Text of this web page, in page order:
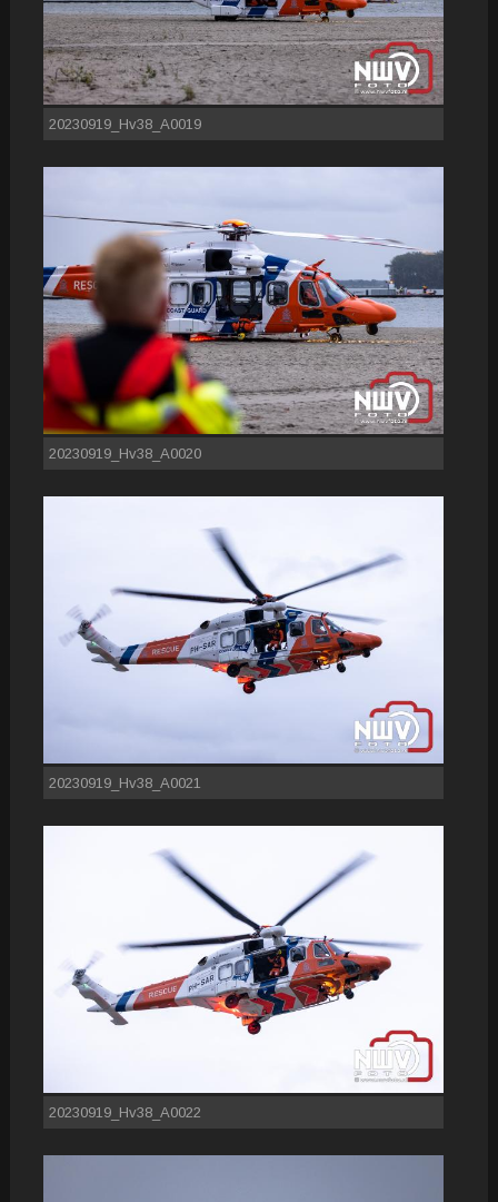
20230919_Hv38_A0019
20230919_Hv38_A0020
20230919_Hv38_A0021
20230919_Hv38_A0022